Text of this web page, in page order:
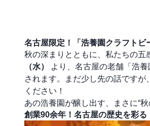
名古屋限定！「浩養園クラフト
秋の深まりとともに、私たちの五
（水）
より、名古屋の老舗「浩
されます。まだ少し先の話です
ください！
あの浩養園が醸し出す、まさに“
創業90余年！名古屋の歴史を彩